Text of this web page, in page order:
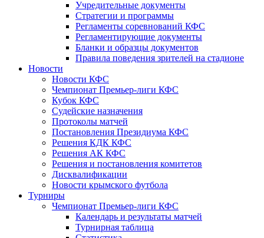
Учредительные документы
Стратегии и программы
Регламенты соревнований КФС
Регламентирующие документы
Бланки и образцы документов
Правила поведения зрителей на стадионе
Новости
Новости КФС
Чемпионат Премьер-лиги КФС
Кубок КФС
Судейские назначения
Протоколы матчей
Постановления Президиума КФС
Решения КДК КФС
Решения АК КФС
Решения и постановления комитетов
Дисквалификации
Новости крымского футбола
Турниры
Чемпионат Премьер-лиги КФС
Календарь и результаты матчей
Турнирная таблица